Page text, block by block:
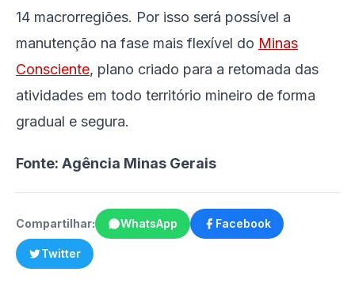
14 macrorregiões. Por isso será possível a
manutenção na fase mais flexível do Minas
Consciente, plano criado para a retomada das
atividades em todo território mineiro de forma
gradual e segura.
Fonte: Agência Minas Gerais
Compartilhar: WhatsApp Facebook
Twitter